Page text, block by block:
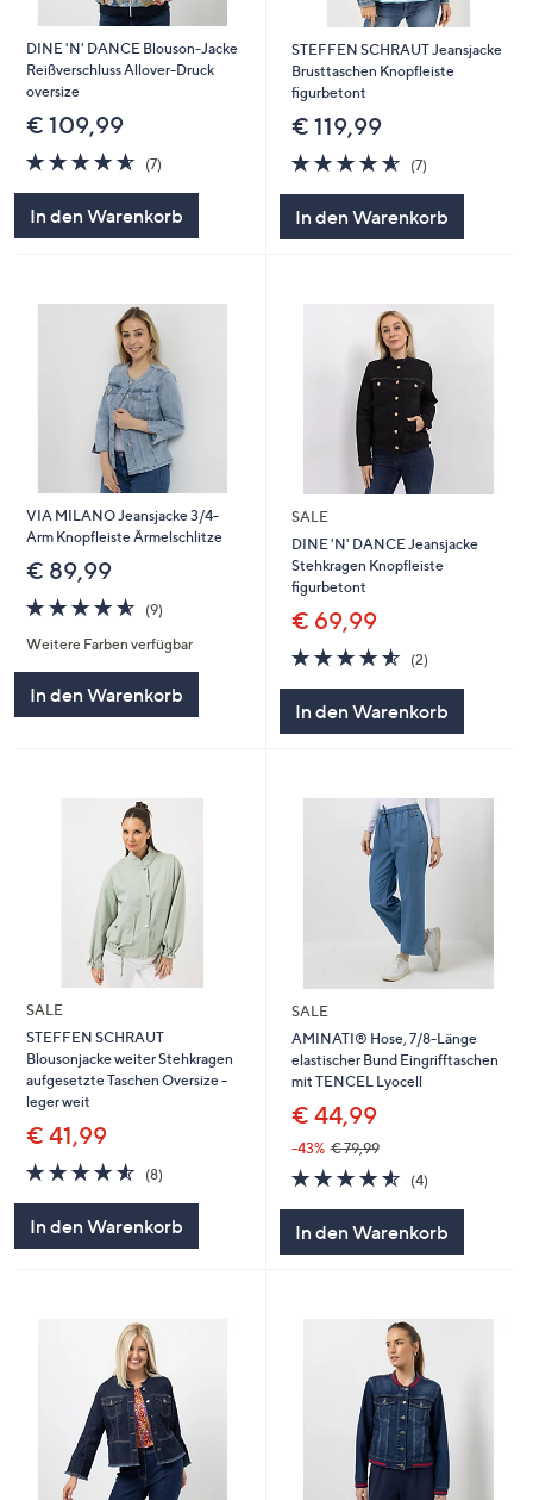
DINE 'N' DANCE Blouson-Jacke
Reißverschluss Allover-Druck
oversize
€ 109,99
4.6
von
(7)7
In den Warenkorb
STEFFEN SCHRAUT Jeansjacke
Brusttaschen Knopfleiste
figurbetont
€ 119,99
4.6
von
(7)
In den Warenkorb
VIA MILANO Jeansjacke 3/4-
Arm Knopfleiste Ärmelschlitze
€ 89,99
4.6
von
5
(9)9
Weitere Farben verfügbar
In den Warenkorb
SALE
DINE 'N' DANCE Jeansjacke
Stehkragen Knopfleiste
figurbetont
€ 69,99
4.5
von
(2)
In den Warenkorb
SALE
STEFFEN SCHRAUT
Blousonjacke weiter Stehkragen
aufgesetzte Taschen Oversize -
leger weit
€ 41,99
4.5
von
(8)8
In den Warenkorb
SALE
AMINATI® Hose, 7/8-Länge
elastischer Bund Eingrifftaschen
mit TENCEL Lyocell
€ 44,99
-43% € 79,99
4.5
von
(4)
In den Warenkorb